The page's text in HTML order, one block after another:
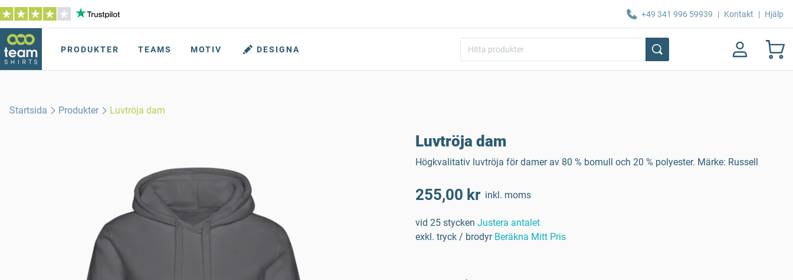
+49 341 996 59939 | Kontakt | Hjälp
PRODUKTER TEAMS MOTIV DESIGNA
Startsida Produkter Luvtröja dam
Luvtröja dam
Högkvalitativ luvtröja för damer av 80 % bomull och 20 % polyester. Märke: Russell
255,00 kr inkl. moms
vid 25 stycken Justera antalet
exkl. tryck / brodyr Beräkna Mitt Pris